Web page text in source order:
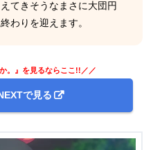
てきそうなまさに大団円
わりを迎えます。
。』を見るならここ!!／／
で見る